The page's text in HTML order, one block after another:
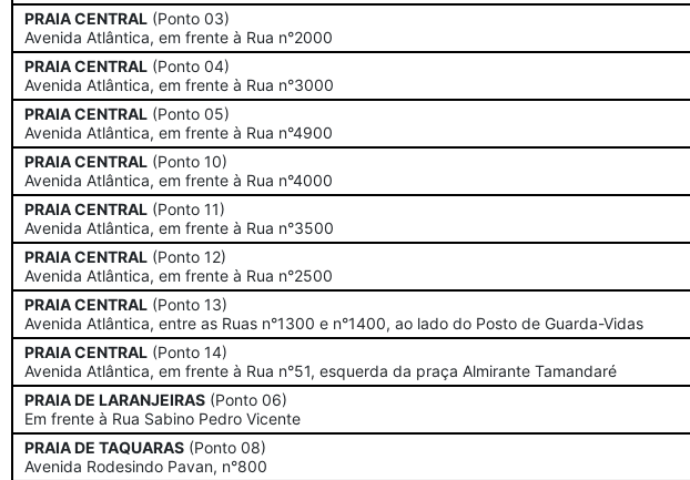
PRAIA CENTRAL (Ponto 03)
Avenida Atlântica, em frente à Rua n°2000
PRAIA CENTRAL (Ponto 04)
Avenida Atlântica, em frente à Rua n°3000
PRAIA CENTRAL (Ponto 05)
Avenida Atlântica, em frente à Rua n°4900
PRAIA CENTRAL (Ponto 10)
Avenida Atlântica, em frente à Rua n°4000
PRAIA CENTRAL (Ponto 11)
Avenida Atlântica, em frente à Rua n°3500
PRAIA CENTRAL (Ponto 12)
Avenida Atlântica, em frente à Rua n°2500
PRAIA CENTRAL (Ponto 13)
Avenida Atlântica, entre as Ruas n°1300 e n°1400, ao lado do Posto de Guarda-Vidas
PRAIA CENTRAL (Ponto 14)
Avenida Atlântica, em frente à Rua n°51, esquerda da praça Almirante Tamandaré
PRAIA DE LARANJEIRAS (Ponto 06)
Em frente à Rua Sabino Pedro Vicente
PRAIA DE TAQUARAS (Ponto 08)
Avenida Rodesindo Pavan, n°800